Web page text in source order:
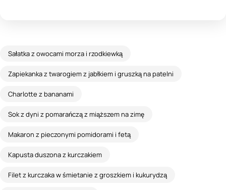
Sałatka z owocami morza i rzodkiewką
Zapiekanka z twarogiem z jabłkiem i gruszką na patelni
Charlotte z bananami
Sok z dyni z pomarańczą z miąższem na zimę
Makaron z pieczonymi pomidorami i fetą
Kapusta duszona z kurczakiem
Filet z kurczaka w śmietanie z groszkiem i kukurydzą